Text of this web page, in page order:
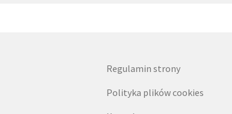
Regulamin strony
Polityka plików cookies